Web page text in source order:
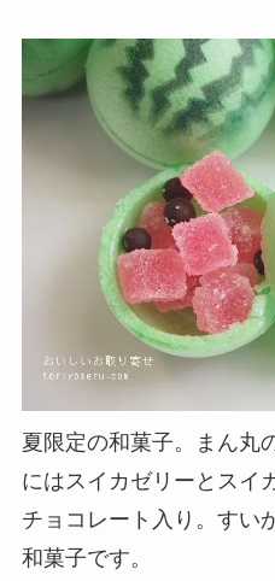
夏限定の和菓子。まん丸
にはスイカゼリーとスイ
チョコレート入り。すい
和菓子です。